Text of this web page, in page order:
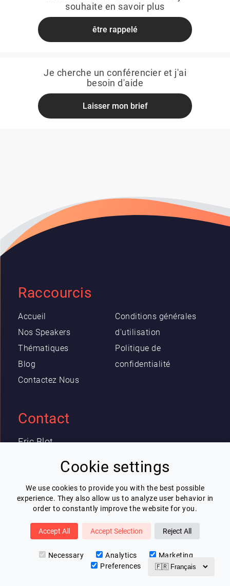
Cookie settings
We use cookies to provide you with the best possible
experience. They also allow us to analyze user behavior in
order to constantly improve the website for you.
Accept All Accept Selection Reject All
Necessary Analytics
Marketing
Preferences
souhaite en savoir plus
être rappelé
Je cherche un conférencier et j'ai
besoin d'aide
Laisser mon brief
Raccourcis
Accueil
Nos Speakers
Thématiques
Blog
Contactez Nous
Conditions générales
d'utilisation
Politique de
confidentialité
Contact
Eric Blot
Newsletter
Lespeakers
Je m'inscris